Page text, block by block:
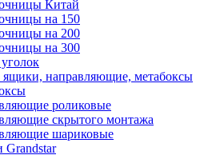
Китай
на 150
на 200
на 300
направляющие, метабоксы
роликовые
скрытого монтажа
шариковые